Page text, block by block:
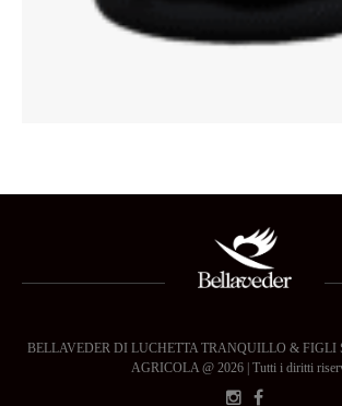
BELLAVEDER DI LUCHETTA TRANQUILLO & FIGLI
AGRICOLA @ 2026 | Tutti i diritti